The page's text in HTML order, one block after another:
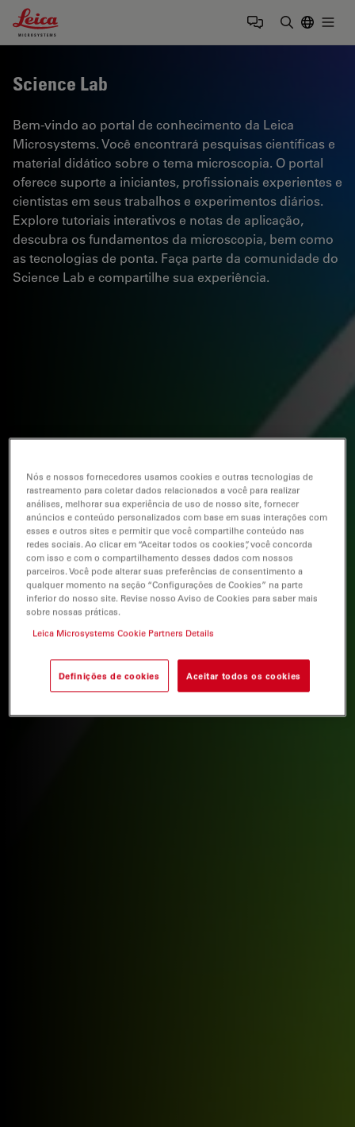
Leica Microsystems Logo
Science Lab
Bem-vindo ao portal de conhecimento da Leica
Microsystems. Você encontrará pesquisas científicas e
material didático sobre o tema microscopia. O portal
oferece suporte a iniciantes, profissionais experientes e
cientistas em seus trabalhos e experimentos diários.
Explore tutoriais interativos e notas de aplicação,
descubra os fundamentos da microscopia, bem como
as tecnologias de ponta. Faça parte da comunidade do
Science Lab e compartilhe sua experiência.
Nós e nossos fornecedores usamos cookies e outras tecnologias de
rastreamento para coletar dados relacionados a você para realizar
análises, melhorar sua experiência de uso de nosso site, fornecer
anúncios e conteúdo personalizados com base em suas interações com
esses e outros sites e permitir que você compartilhe conteúdo nas
redes sociais. Ao clicar em “Aceitar todos os cookies”, você concorda
com isso e com o compartilhamento desses dados com nossos
parceiros. Você pode alterar suas preferências de consentimento a
qualquer momento na seção “Configurações de Cookies” na parte
inferior do nosso site. Revise nosso Aviso de Cookies para saber mais
sobre nossas práticas.
Leica Microsystems Cookie Partners Details
Definições de cookies Aceitar todos os cookies